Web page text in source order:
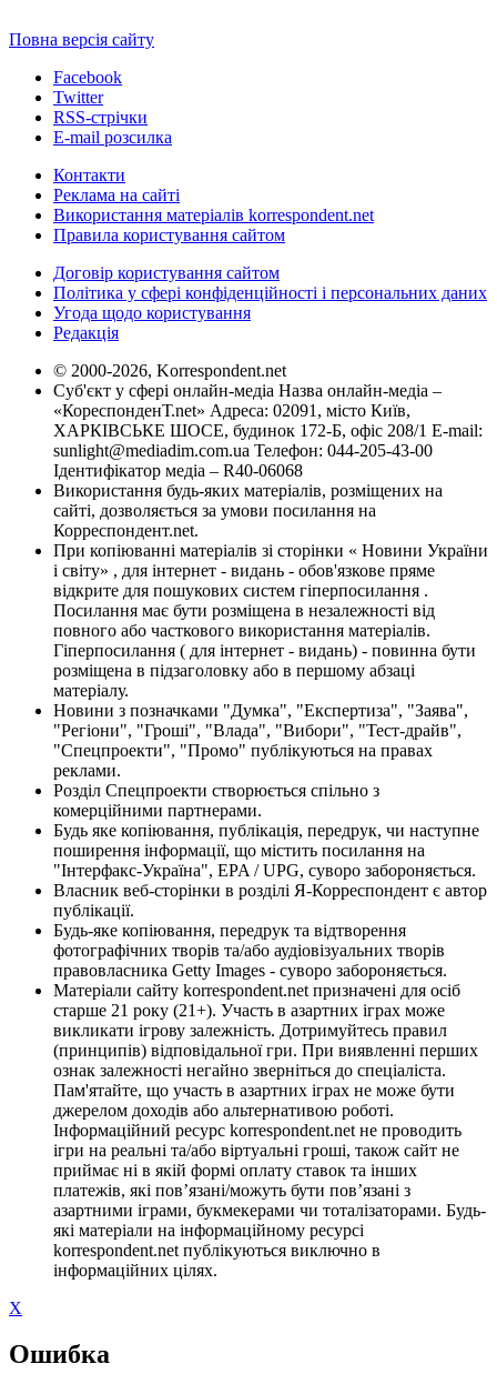
Повна версія сайту
Facebook
Twitter
RSS-стрічки
E-mail розсилка
Контакти
Реклама на сайті
Використання матеріалів korrespondent.net
Правила користування сайтом
Договір користування сайтом
Політика у сфері конфіденційності і персональних даних
Угода щодо користування
Редакція
© 2000-2026, Korrespondent.net
Суб'єкт у сфері онлайн-медіа Назва онлайн-медіа –
«КореспонденТ.net» Адреса: 02091, місто Київ,
ХАРКІВСЬКЕ ШОСЕ, будинок 172-Б, офіс 208/1 E-mail:
sunlight@mediadim.com.ua Телефон: 044-205-43-00
Ідентифікатор медіа – R40-06068
Використання будь-яких матеріалів, розміщених на
сайті, дозволяється за умови посилання на
Корреспондент.net.
При копіюванні матеріалів зі сторінки « Новини України
і світу» , для інтернет - видань - обов'язкове пряме
відкрите для пошукових систем гіперпосилання .
Посилання має бути розміщена в незалежності від
повного або часткового використання матеріалів.
Гіперпосилання ( для інтернет - видань) - повинна бути
розміщена в підзаголовку або в першому абзаці
матеріалу.
Новини з позначками "Думка", "Експертиза", "Заява",
"Регіони", "Гроші", "Влада", "Вибори", "Тест-драйв",
"Спецпроекти", "Промо" публікуються на правах
реклами.
Розділ Спецпроекти створюється спільно з
комерційними партнерами.
Будь яке копіювання, публікація, передрук, чи наступне
поширення інформації, що містить посилання на
"Інтерфакс-Україна", EPA / UPG, суворо забороняється.
Власник веб-сторінки в розділі Я-Корреспондент є автор
публікації.
Будь-яке копіювання, передрук та відтворення
фотографічних творів та/або аудіовізуальних творів
правовласника Getty Images - суворо забороняється.
Матеріали сайту korrespondent.net призначені для осіб
старше 21 року (21+). Участь в азартних іграх може
викликати ігрову залежність. Дотримуйтесь правил
(принципів) відповідальної гри. При виявленні перших
ознак залежності негайно зверніться до спеціаліста.
Пам'ятайте, що участь в азартних іграх не може бути
джерелом доходів або альтернативою роботі.
Інформаційний ресурс korrespondent.net не проводить
ігри на реальні та/або віртуальні гроші, також сайт не
приймає ні в якій формі оплату ставок та інших
платежів, які пов’язані/можуть бути пов’язані з
азартними іграми, букмекерами чи тоталізаторами. Будь-
які матеріали на інформаційному ресурсі
korrespondent.net публікуються виключно в
інформаційних цілях.
X
Ошибка